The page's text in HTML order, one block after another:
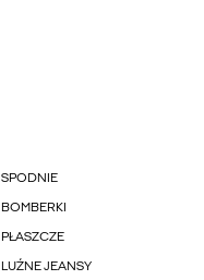
SPODNIE
BOMBERKI
PŁASZCZE
LUŹNE JEANSY